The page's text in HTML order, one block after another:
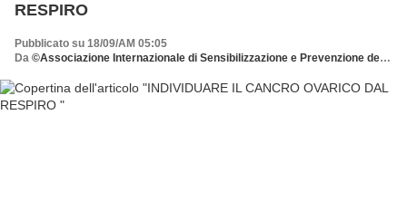
RESPIRO
Pubblicato su 18/09/AM 05:05
Da ©Associazione Internazionale di Sensibilizzazione e Prevenzione delle Patologie della Donna donate all'AISPPD o.n.l.u.s. il 5 x mille scrivete il C.F. 92029900583 nell'apposita sezione della dichiarazione dei redditi e firmate